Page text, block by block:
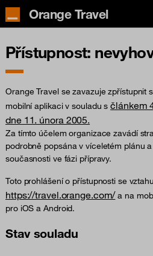
Orange Travel
Přístupnost:
Orange Travel se zavazuje zpřístupnit
mobilní aplikaci v souladu sčlánkem
dne 11. února 2005.
Za tímto účelem organizace zavádí
podrobně popsána v víceletém plánu
současnosti ve fázi přípravy.
Toto prohlášení o přístupnosti se
https://travel.orange.com/a na
pro iOS a Android.
Stav souladu